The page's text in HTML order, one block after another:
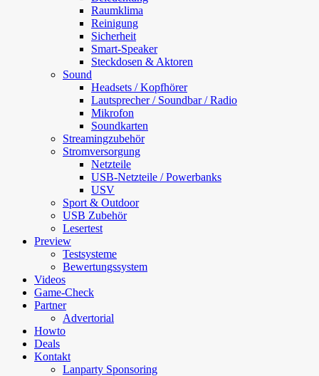
Raumklima
Reinigung
Sicherheit
Smart-Speaker
Steckdosen & Aktoren
Sound
Headsets / Kopfhörer
Lautsprecher / Soundbar / Radio
Mikrofon
Soundkarten
Streamingzubehör
Stromversorgung
Netzteile
USB-Netzteile / Powerbanks
USV
Sport & Outdoor
USB Zubehör
Lesertest
Preview
Testsysteme
Bewertungssystem
Videos
Game-Check
Partner
Advertorial
Howto
Deals
Kontakt
Lanparty Sponsoring